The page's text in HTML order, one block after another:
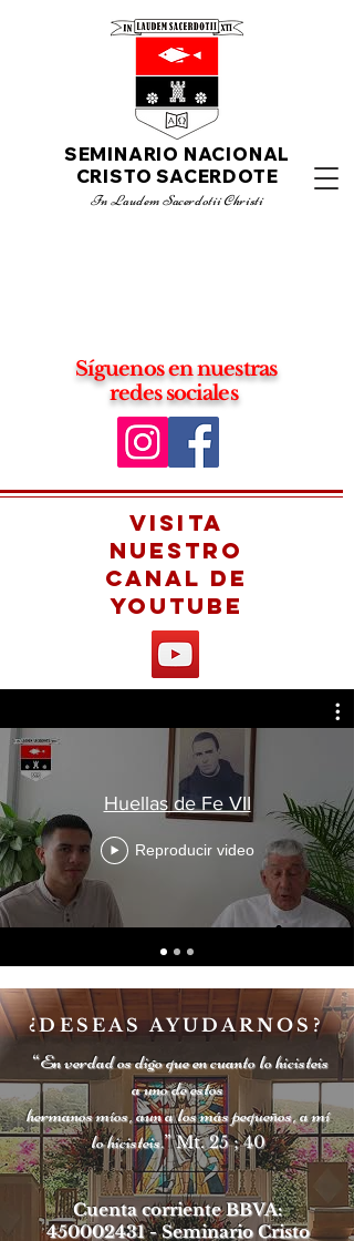
SEMINARIO NACIONAL
CRISTO SACERDOTE
In Laudem Sacerdotii Christi
Síguenos en nuestras
redes sociales
Visita
Nuestro
Canal de
Youtube
Huellas de Fe VII
Reproducir video
¿DESEAS AYUDARNOS?
“En verdad os digo que en cuanto lo hicisteis
a uno de estos
hermanos míos, aun a los más pequeños, a mí
lo hicisteis.” Mt. 25 ; 40
Cuenta corriente BBVA:
450002431- Seminario Cristo